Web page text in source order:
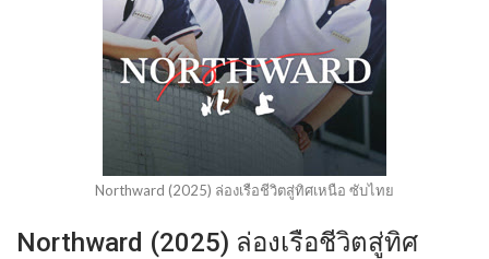
Northward (2025) ล่องเรือชีวิตสู่ทิศเหนือ ซับไทย
Northward (2025) ล่องเรือชีวิตสู่ทิศ